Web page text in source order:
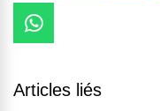
Articles liés